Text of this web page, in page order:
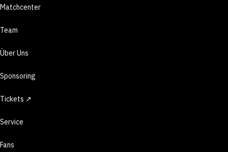
Matchcenter
Team
Über Uns
Sponsoring
Tickets ↗
Service
Fans